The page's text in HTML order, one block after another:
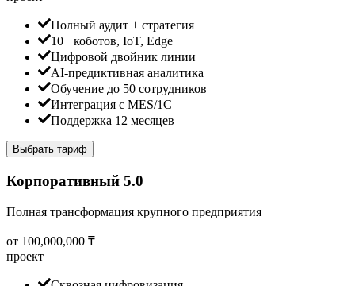
Полный аудит + стратегия
10+ коботов, IoT, Edge
Цифровой двойник линии
AI-предиктивная аналитика
Обучение до 50 сотрудников
Интеграция с MES/1С
Поддержка 12 месяцев
Выбрать тариф
Корпоративный 5.0
Полная трансформация крупного предприятия
от 100,000,000 ₸
проект